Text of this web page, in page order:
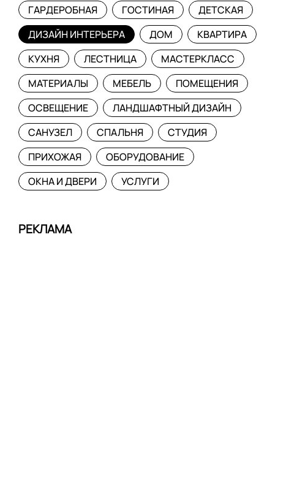
ГАРДЕРОБНАЯ
ГОСТИНАЯ
ДЕТСКАЯ
ДИЗАЙН ИНТЕРЬЕРА
ДОМ
КВАРТИРА
КУХНЯ
ЛЕСТНИЦА
МАСТЕРКЛАСС
МАТЕРИАЛЫ
МЕБЕЛЬ
ПОМЕЩЕНИЯ
ОСВЕЩЕНИЕ
ЛАНДШАФТНЫЙ ДИЗАЙН
САНУЗЕЛ
СПАЛЬНЯ
СТУДИЯ
ПРИХОЖАЯ
ОБОРУДОВАНИЕ
ОКНА И ДВЕРИ
УСЛУГИ
РЕКЛАМА